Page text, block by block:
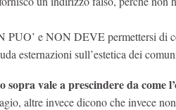
PUO’ e NON DEVE permettersi di
esternazioni sull’estetica dei
vale a prescindere da come
altre invece dicono che invece